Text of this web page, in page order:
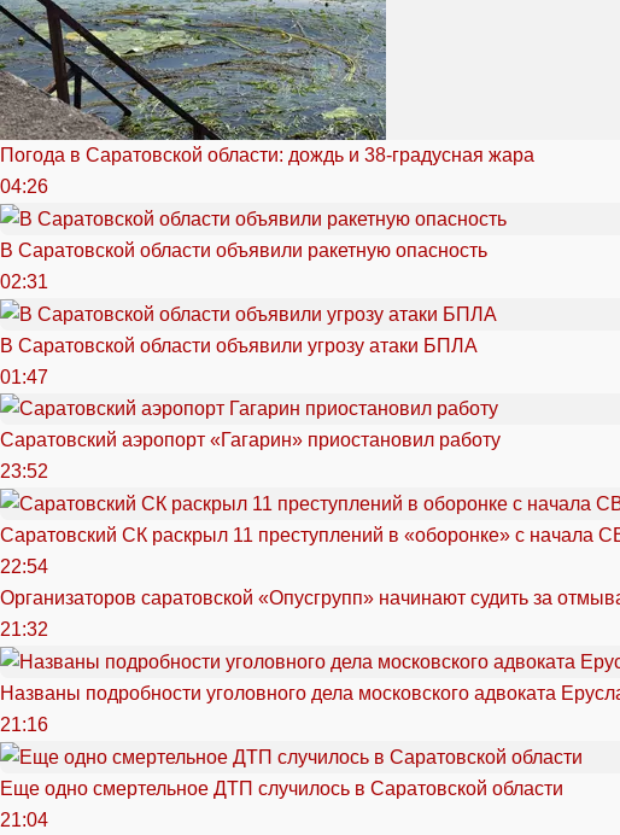
Погода в Саратовской области: дождь и 38-градусная жара
04:26
В Саратовской области объявили ракетную опасность
02:31
В Саратовской области объявили угрозу атаки БПЛА
01:47
Саратовский аэропорт «Гагарин» приостановил работу
23:52
Саратовский СК раскрыл 11 преступлений в «оборонке» с начала
22:54
Организаторов саратовской «Опусгрупп» начинают судить за
21:32
Названы подробности уголовного дела московского адвоката
21:16
Еще одно смертельное ДТП случилось в Саратовской области
21:04